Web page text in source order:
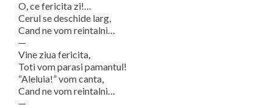
O, ce fericita zi!…
Cerul se deschide larg,
Cand ne vom reintalni…
—
Vine ziua fericita,
Toti vom parasi pamantul!
“Aleluia!” vom canta,
Cand ne vom reintalni…
—